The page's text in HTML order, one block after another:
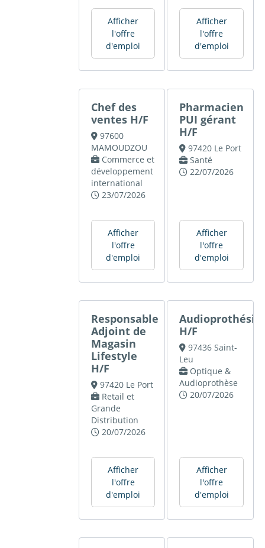
Afficher
l'offre
d'emploi
Afficher
l'offre
d'emploi
Chef des
ventes H/F
97600
MAMOUDZOU
Commerce et
développement
international
23/07/2026
Afficher
l'offre
d'emploi
Pharmacien
PUI gérant
H/F
97420 Le Port
Santé
22/07/2026
Afficher
l'offre
d'emploi
Responsable
Adjoint de
Magasin
Lifestyle
H/F
97420 Le Port
Retail et
Grande
Distribution
20/07/2026
Afficher
l'offre
d'emploi
H/F
97436 Saint-
Leu
Optique &
Audioprothèse
20/07/2026
Afficher
l'offre
d'emploi